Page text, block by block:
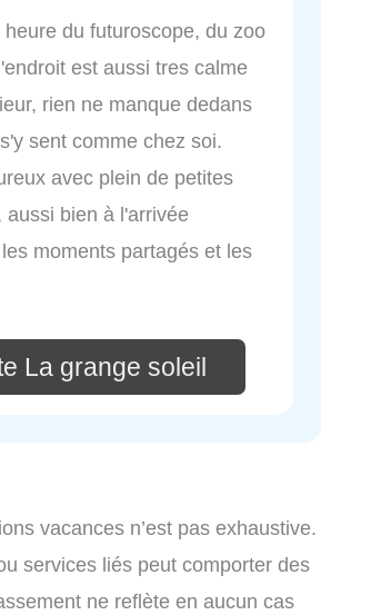
du futuroscope, du zoo
est aussi tres calme
rien ne manque dedans
sent comme chez soi.
avec plein de petites
bien à l'arrivée
moments partagés et les
La grange soleil
vacances n’est pas exhaustive.
services liés peut comporter des
ne reflète en aucun cas